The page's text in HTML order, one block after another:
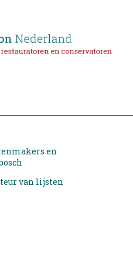
en
van lijsten